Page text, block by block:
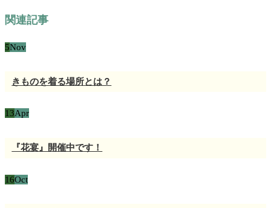
関連記事
5Nov
きものを着る場所とは？
13Apr
『花宴』開催中です！
16Oct